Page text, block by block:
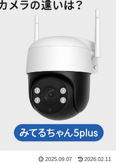
2025.09.07 2026.02.11